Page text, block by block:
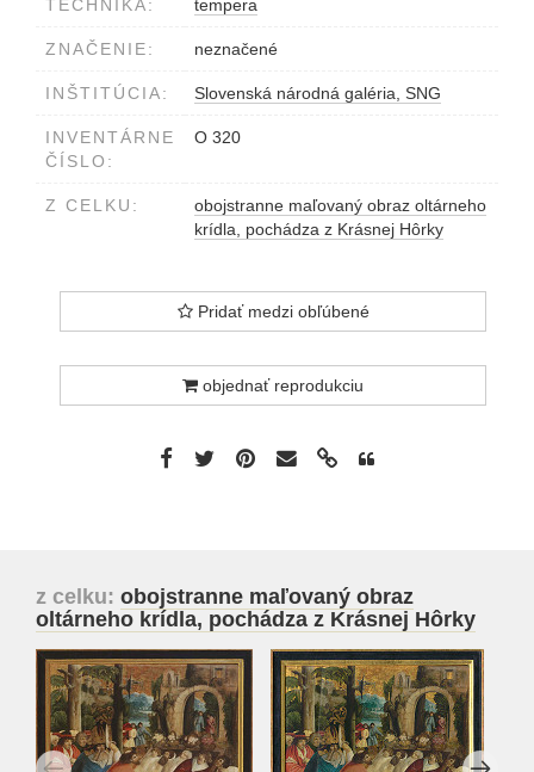
TECHNIKA: tempera
ZNAČENIE: neznačené
INŠTITÚCIA: Slovenská národná galéria, SNG
INVENTÁRNE
ČÍSLO:
O 320
Z CELKU:
obojstranne maľovaný obraz oltárneho
krídla, pochádza z Krásnej Hôrky
Pridať medzi obľúbené
objednať reprodukciu
z celku: obojstranne maľovaný obraz
oltárneho krídla, pochádza z Krásnej Hôrky